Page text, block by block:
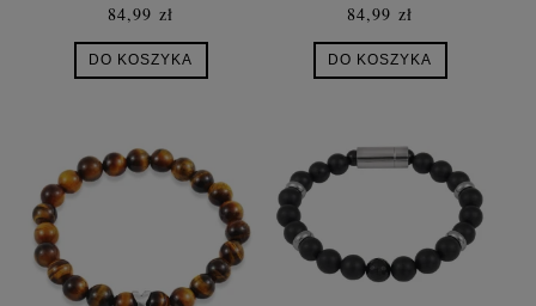
84,99 zł
DO KOSZYKA
84,99 zł
DO KOSZYKA